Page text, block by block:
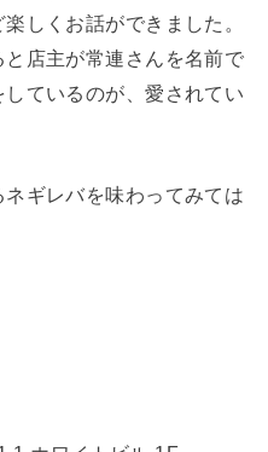
しくお話ができました。
店主が常連さんを名前で
ているのが、愛されてい
ギレバを味わってみては